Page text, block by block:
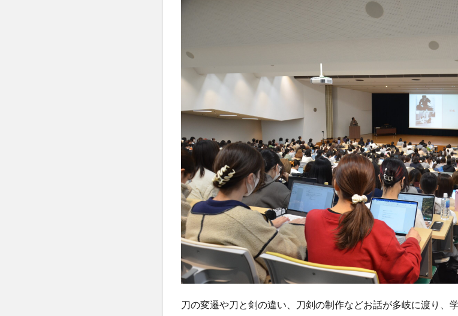
刀の変遷や刀と剣の違い、刀剣の制作などお話が多岐に渡り、